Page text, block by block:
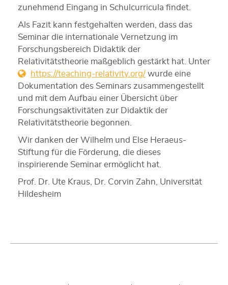
zunehmend Eingang in Schulcurricula findet.
Als Fazit kann festgehalten werden, dass das
Seminar die internationale Vernetzung im
Forschungsbereich Didaktik der
Relativitätstheorie maßgeblich gestärkt hat. Unter
https://teaching-relativity.org/ wurde eine
Dokumentation des Seminars zusammengestellt
und mit dem Aufbau einer Übersicht über
Forschungsaktivitäten zur Didaktik der
Relativitätstheorie begonnen.
Wir danken der Wilhelm und Else Heraeus-
Stiftung für die Förderung, die dieses
inspirierende Seminar ermöglicht hat.
Prof. Dr. Ute Kraus, Dr. Corvin Zahn, Universität
Hildesheim